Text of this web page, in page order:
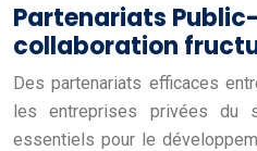
Partenariats
collaboration
Des partenariats efficaces
les entreprises privées du
essentiels pour le